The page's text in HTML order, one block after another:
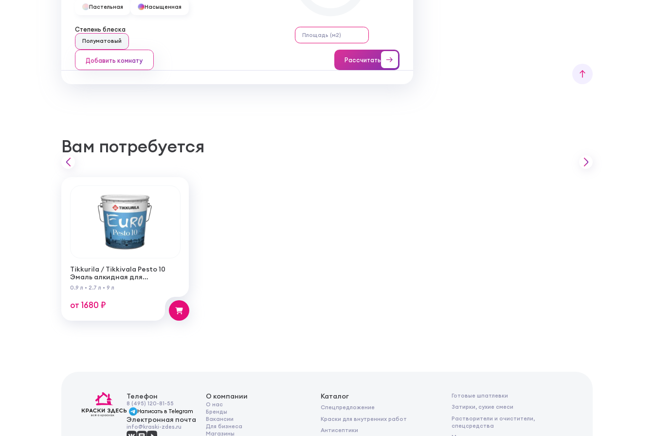
Пастельная Насыщенная
Степень блеска
Полуматовый
Добавить комнату Рассчитать
Вам потребуется
Tikkurila / Tikkivala Pesto 10
Эмаль алкидная для
внутренних работ матовая
0.9 л • 2.7 л • 9 л
от 1680 ₽
Телефон
8 (495) 120-81-55
Написать в Telegram
Электронная почта
info@kraski-zdes.ru
О компании
О нас
Бренды
Вакансии
Для бизнеса
Магазины
Каталог
Спецпредложение
Краски для внутренних работ
Антисептики
Готовые шпатлевки
Затирки, сухие смеси
Растворители и очистители,
спецсредства